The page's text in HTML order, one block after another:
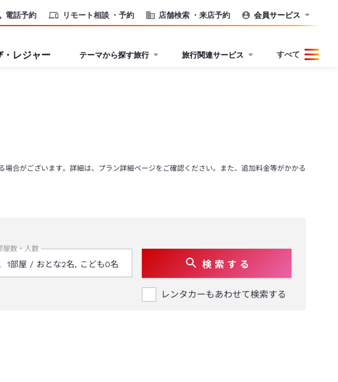
電話予約 リモート相談 ・予約 店舗検索 ・来店予約 会員サービス
・レジャー テーマから探す旅行 旅行関連サービス すべて
合がございます。詳細は、プラン詳細ページをご確認ください。また、追加料金等がかかる
屋数・人数
検 索 す る
レンタカーもあわせて検索する